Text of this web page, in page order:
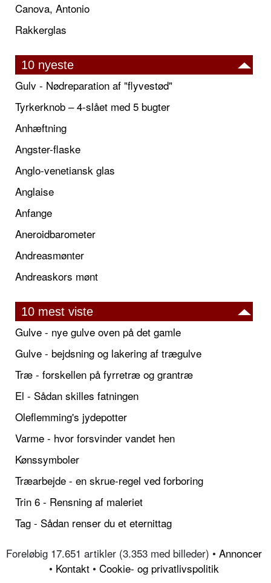
Canova, Antonio
Rakkerglas
10 nyeste
Gulv - Nødreparation af "flyvestød"
Tyrkerknob – 4-slået med 5 bugter
Anhæftning
Angster-flaske
Anglo-venetiansk glas
Anglaise
Anfange
Aneroidbarometer
Andreasmønter
Andreaskors mønt
10 mest viste
Gulve - nye gulve oven på det gamle
Gulve - bejdsning og lakering af trægulve
Træ - forskellen på fyrretræ og grantræ
El - Sådan skilles fatningen
Oleflemming's jydepotter
Varme - hvor forsvinder vandet hen
Kønssymboler
Træarbejde - en skrue-regel ved forboring
Trin 6 - Rensning af maleriet
Tag - Sådan renser du et eternittag
Foreløbig 17.651 artikler (3.353 med billeder) • Annoncer
• Kontakt • Cookie- og privatlivspolitik